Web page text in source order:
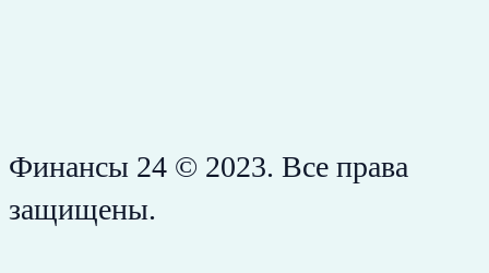
Финансы 24 © 2023. Все права
защищены.